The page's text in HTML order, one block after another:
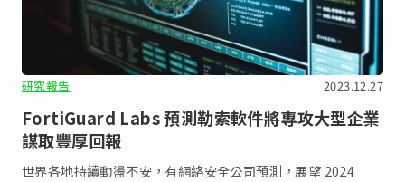
研究報告 2023.12.27
FortiGuard Labs 預測勒索軟件將專攻大型企業
謀取豐厚回報
世界各地持續動盪不安，有網絡安全公司預測，展望 2024